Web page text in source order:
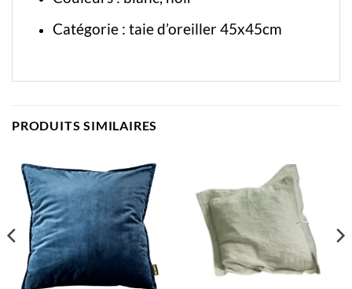
Catégorie : taie d’oreiller 45x45cm
PRODUITS SIMILAIRES